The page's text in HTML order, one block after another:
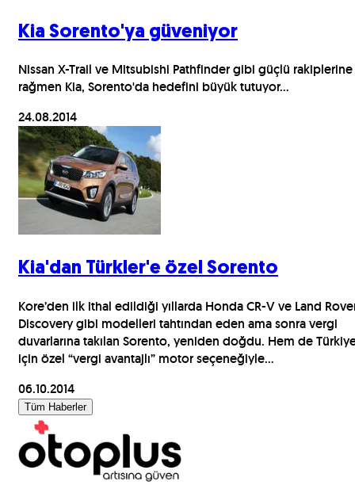
Kia Sorento'ya güveniyor
Nissan X-Trail ve Mitsubishi Pathfinder gibi güçlü rakiplerine
rağmen Kia, Sorento'da hedefini büyük tutuyor...
24.08.2014
Kia'dan Türkler'e özel Sorento
Kore’den ilk ithal edildiği yıllarda Honda CR-V ve Land
Discovery gibi modelleri tahtından eden ama sonra vergi
duvarlarına takılan Sorento, yeniden doğdu. Hem de
için özel “vergi avantajlı” motor seçeneğiyle…
06.10.2014
Tüm Haberler